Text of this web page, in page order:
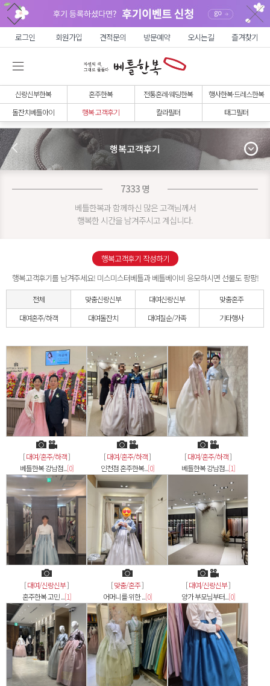
로그인 회원가입 견적문의 방문예약 오시는길 즐겨찾기
신랑신부한복 혼주한복 전통혼례·웨딩한복
행사한복·드레스한복
돌잔치베틀아이
행복 고객후기 칼라필터 태그필터
행복고객후기
7333 명
베틀한복과 함께하신 많은 고객님께서
행복한 시간을 남겨주시고 계십니다.
행복고객후기 작성하기
행복고객후기를 남겨주세요! 미스미스터베틀과 베틀베이비 응모하시면 선물도 팡팡!
전체 맞춤신랑신부 대여신랑신부 맞춤혼주
대여혼주/하객 대여돌잔치 대여칠순/가족 기타행사
[대여/혼주/하객]
베틀한복 강남점...[0]
[대여/혼주/하객]
인천점 혼주한복...[0]
[대여/혼주/하객]
베틀한복 강남점...[1]
[대여/신랑신부]
혼주한복 고민 ...[1]
[맞춤/혼주]
어머니를 위한 ...[0]
[대여/신랑신부]
양가 부모님부터...[0]